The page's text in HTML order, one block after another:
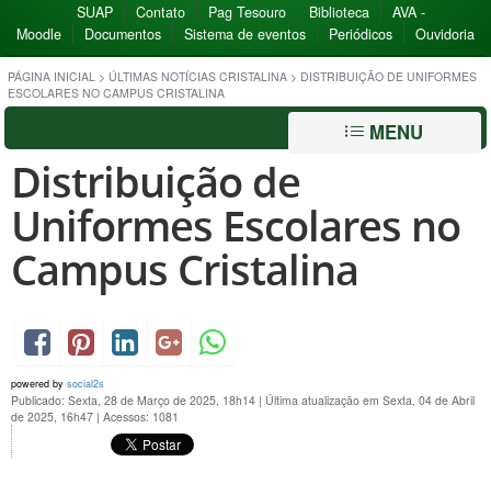
SUAP Contato Pag Tesouro Biblioteca
AVA -
Moodle
Documentos Sistema de eventos Periódicos Ouvidoria
PÁGINA INICIAL > ÚLTIMAS NOTÍCIAS CRISTALINA > DISTRIBUIÇÃO DE UNIFORMES
ESCOLARES NO CAMPUS CRISTALINA
MENU
Distribuição de
Uniformes Escolares no
Campus Cristalina
powered by social2s
Publicado: Sexta, 28 de Março de 2025, 18h14 | Última atualização em Sexta, 04 de Abril
de 2025, 16h47 | Acessos: 1081